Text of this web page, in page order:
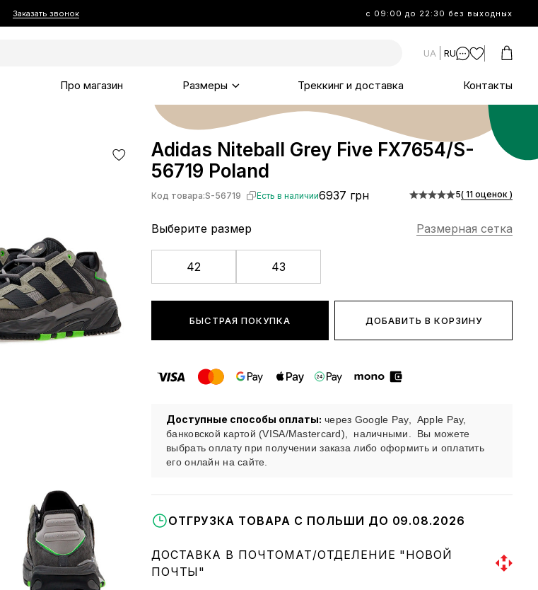
Заказать звонок с 09:00 до 22:30 без выходных
UA RU
Про магазин Размеры Треккинг и доставка Контакты
Adidas Niteball Grey Five FX7654/S-
56719 Poland
Код товара:S-56719 Есть в наличии6937 грн 5( 11 оценок )
Выберите размер Размерная сетка
42 43
БЫСТРАЯ ПОКУПКА ДОБАВИТЬ В КОРЗИНУ
Доступные способы оплаты: через Google Pay,
Apple Pay,
банковской картой (VISA/Mastercard),
наличными.
Вы можете
выбрать оплату при получении заказа либо оформить и оплатить
его онлайн на сайте.
ОТГРУЗКА ТОВАРА С ПОЛЬШИ ДО 09.08.2026
ДОСТАВКА В ПОЧТОМАТ/ОТДЕЛЕНИЕ "НОВОЙ
ПОЧТЫ"